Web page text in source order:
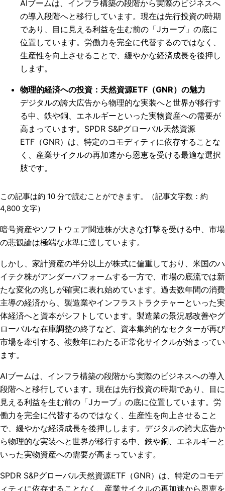
AIブームは、インフラ構築の段階から実際のビジネスへ
の導入段階へと移行しています。現在は先行投資の時期
であり、目に見える利益を生む前の「Jカーブ」の底に
位置しています。労働力を完全に代替するのではなく、
生産性を向上させることで、緩やかな経済成長を後押し
します。
物理的経済への投資：天然資源ETF（GNR）の魅力
デジタルの誇大広告から物理的な実装へと世界が移行す
る中、鉄や銅、エネルギーといった実物資産への需要が
高まっています。SPDR S&Pグローバル天然資源
ETF（GNR）は、特定のコモディティに依存することな
く、産業サイクルの再加速から恩恵を受ける最適な選択
肢です。
この記事は約 10 分で読むことができます。（記事文字数：約
4,800 文字）
暗号資産やソフトウェア関連株が大きな打撃を受ける中、市場
の悲観論は極端な水準に達しています。
しかし、家計資産の半分以上が株式に偏重しており、米国のハ
イテク株がアンダーパフォームする一方で、市場の底流では新
たな変化の兆しが確実に表れ始めています。過去数年間の消費
主導の経済から、製造業やインフラストラクチャーといった実
体経済へと資本がシフトしています。製造業の景況感改善やグ
ローバルな在庫調整の終了など、資本集約的なセクターが再び
市場を牽引する、複数年にわたる正常化サイクルが始まってい
ます。
AIブームは、インフラ構築の段階から実際のビジネスへの導入
段階へと移行しています。現在は先行投資の時期であり、目に
見える利益を生む前の「Jカーブ」の底に位置しています。労
働力を完全に代替するのではなく、生産性を向上させること
で、緩やかな経済成長を後押しします。デジタルの誇大広告か
ら物理的な実装へと世界が移行する中、鉄や銅、エネルギーと
いった実物資産への需要が高まっています。
SPDR S&Pグローバル天然資源ETF（GNR）は、特定のコモデ
ィティに依存することなく、産業サイクルの再加速から恩恵を